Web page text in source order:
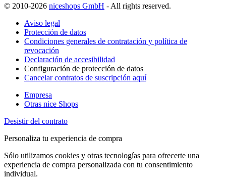
© 2010-2026 niceshops GmbH - All rights reserved.
Aviso legal
Protección de datos
Condiciones generales de contratación y política de
revocación
Declaración de accesibilidad
Configuración de protección de datos
Cancelar contratos de suscripción aquí
Empresa
Otras nice Shops
Desistir del contrato
Personaliza tu experiencia de compra
Sólo utilizamos cookies y otras tecnologías para ofrecerte una
experiencia de compra personalizada con tu consentimiento
individual.